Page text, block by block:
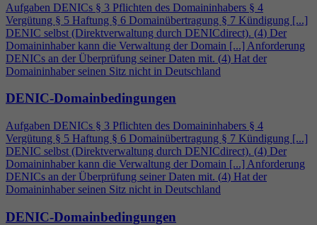
Aufgaben DENICs § 3 Pflichten des Domaininhabers § 4
Vergütung § 5 Haftung § 6 Domainübertragung § 7 Kündigung [...]
DENIC selbst (Direktverwaltung durch DENICdirect). (4) Der
Domaininhaber kann die Verwaltung der Domain [...] Anforderung
DENICs an der Überprüfung seiner Daten mit. (4) Hat der
Domaininhaber seinen Sitz nicht in Deutschland
DENIC-Domainbedingungen
Aufgaben DENICs § 3 Pflichten des Domaininhabers § 4
Vergütung § 5 Haftung § 6 Domainübertragung § 7 Kündigung [...]
DENIC selbst (Direktverwaltung durch DENICdirect). (4) Der
Domaininhaber kann die Verwaltung der Domain [...] Anforderung
DENICs an der Überprüfung seiner Daten mit. (4) Hat der
Domaininhaber seinen Sitz nicht in Deutschland
DENIC-Domainbedingungen